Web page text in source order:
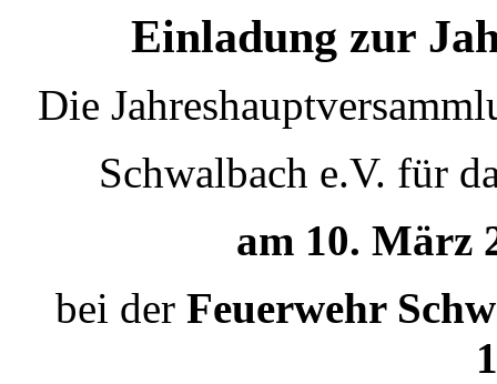
Einladung zur
Die
Schwalbach e.V. für
am 10. März
bei der Feuerwehr